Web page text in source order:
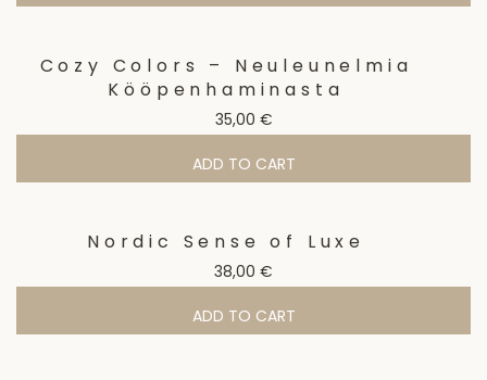
Cozy Colors – Neuleunelmia
Kööpenhaminasta
35,00 €
ADD TO CART
Nordic Sense of Luxe
38,00 €
ADD TO CART